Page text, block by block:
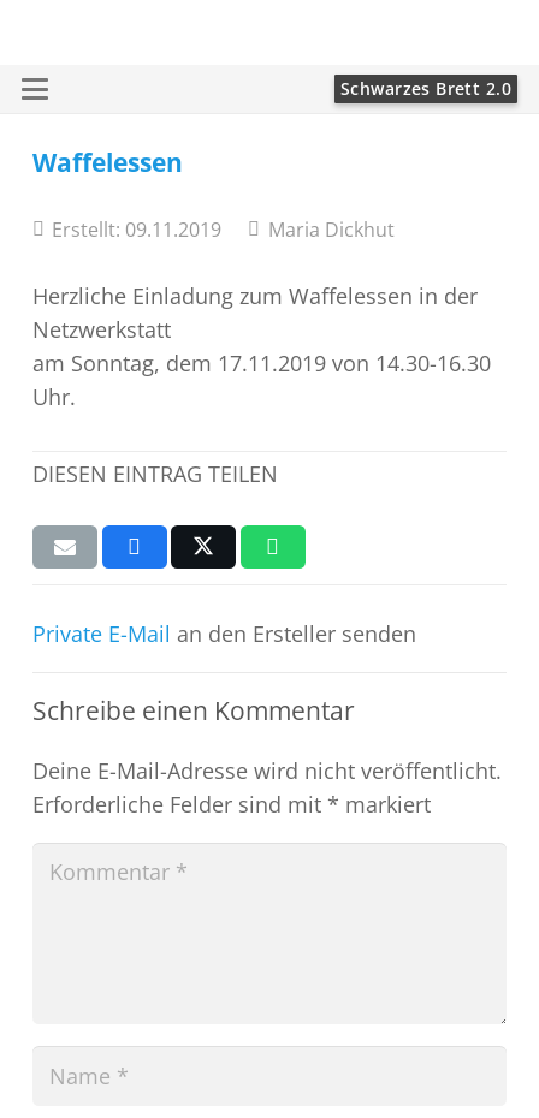
Schwarzes Brett 2.0
Waffelessen
Erstellt: 09.11.2019 Maria Dickhut
Herzliche Einladung zum Waffelessen in der
Netzwerkstatt
am Sonntag, dem 17.11.2019 von 14.30-16.30
Uhr.
DIESEN EINTRAG TEILEN
Private E-Mail an den Ersteller senden
Schreibe einen Kommentar
Deine E-Mail-Adresse wird nicht veröffentlicht.
Erforderliche Felder sind mit * markiert